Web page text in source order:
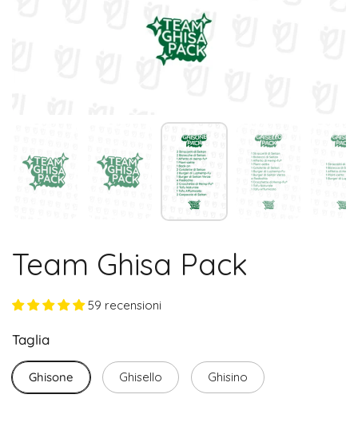
Team Ghisa Pack
59 recensioni
Taglia
Ghisone Ghisello Ghisino